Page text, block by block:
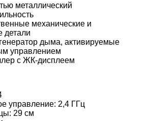
металлический
механические и
детали
дыма, активируемые
управлением
с ЖК-дисплеем
управление: 2,4 ГГц
29 см